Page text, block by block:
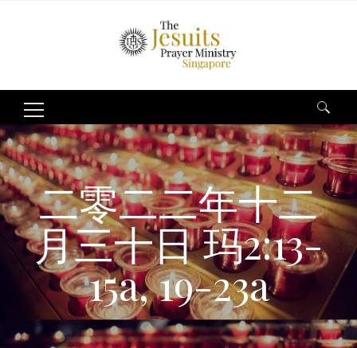
Search
for:
二零二二年十二
月三十日 玛2:13-
15a, 19-23a